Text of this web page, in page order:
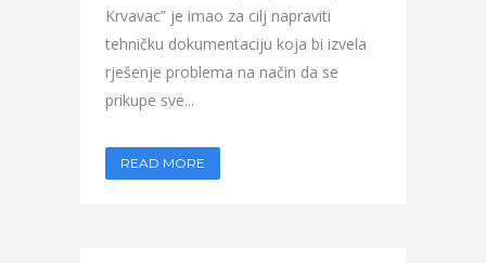
Krvavac” je imao za cilj napraviti
tehničku dokumentaciju koja bi izvela
rješenje problema na način da se
prikupe sve...
READ MORE